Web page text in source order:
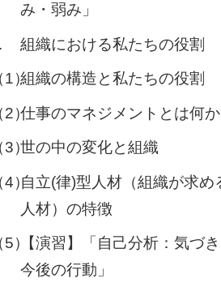
み・弱み」
組織における私たちの役割
1）組織の構造と私たちの役割
2）仕事のマネジメントとは何か
3）世の中の変化と組織
4）自立(律)型人材（組織が求め
人材）の特徴
） 【演習】「自己分析：気づき
今後の行動」